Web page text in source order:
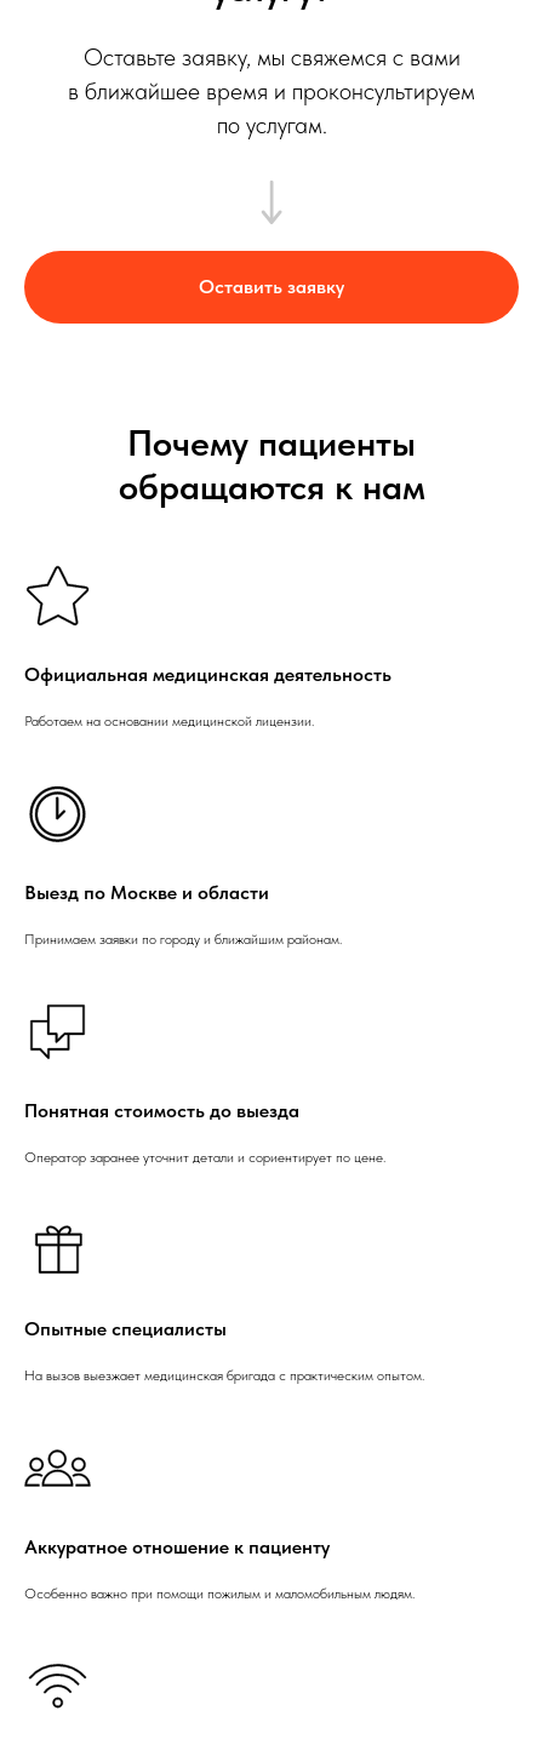
Оставьте заявку, мы свяжемся с вами
в ближайшее время и проконсультируем
по услугам.
Оставить заявку
Почему пациенты
обращаются к нам
Официальная медицинская деятельность
Работаем на основании медицинской лицензии.
Выезд по Москве и области
Принимаем заявки по городу и ближайшим районам.
Понятная стоимость до выезда
Оператор заранее уточнит детали и сориентирует по цене.
Опытные специалисты
На вызов выезжает медицинская бригада с практическим опытом.
Аккуратное отношение к пациенту
Особенно важно при помощи пожилым и маломобильным людям.